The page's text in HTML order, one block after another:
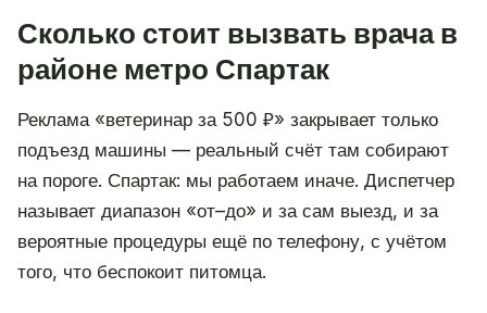
Сколько стоит вызвать врача в
районе метро Спартак
Реклама «ветеринар за 500 ₽» закрывает только
подъезд машины — реальный счёт там собирают
на пороге. Спартак: мы работаем иначе. Диспетчер
называет диапазон «от–до» и за сам выезд, и за
вероятные процедуры ещё по телефону, с учётом
того, что беспокоит питомца.